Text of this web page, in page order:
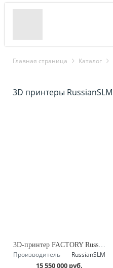
Главная страница Каталог
3D принтеры RussianSLM
3D-принтер FACTORY RussianSLM
Производитель RussianSLM
15 550 000 руб.